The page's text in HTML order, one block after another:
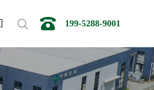
199-5288-9001